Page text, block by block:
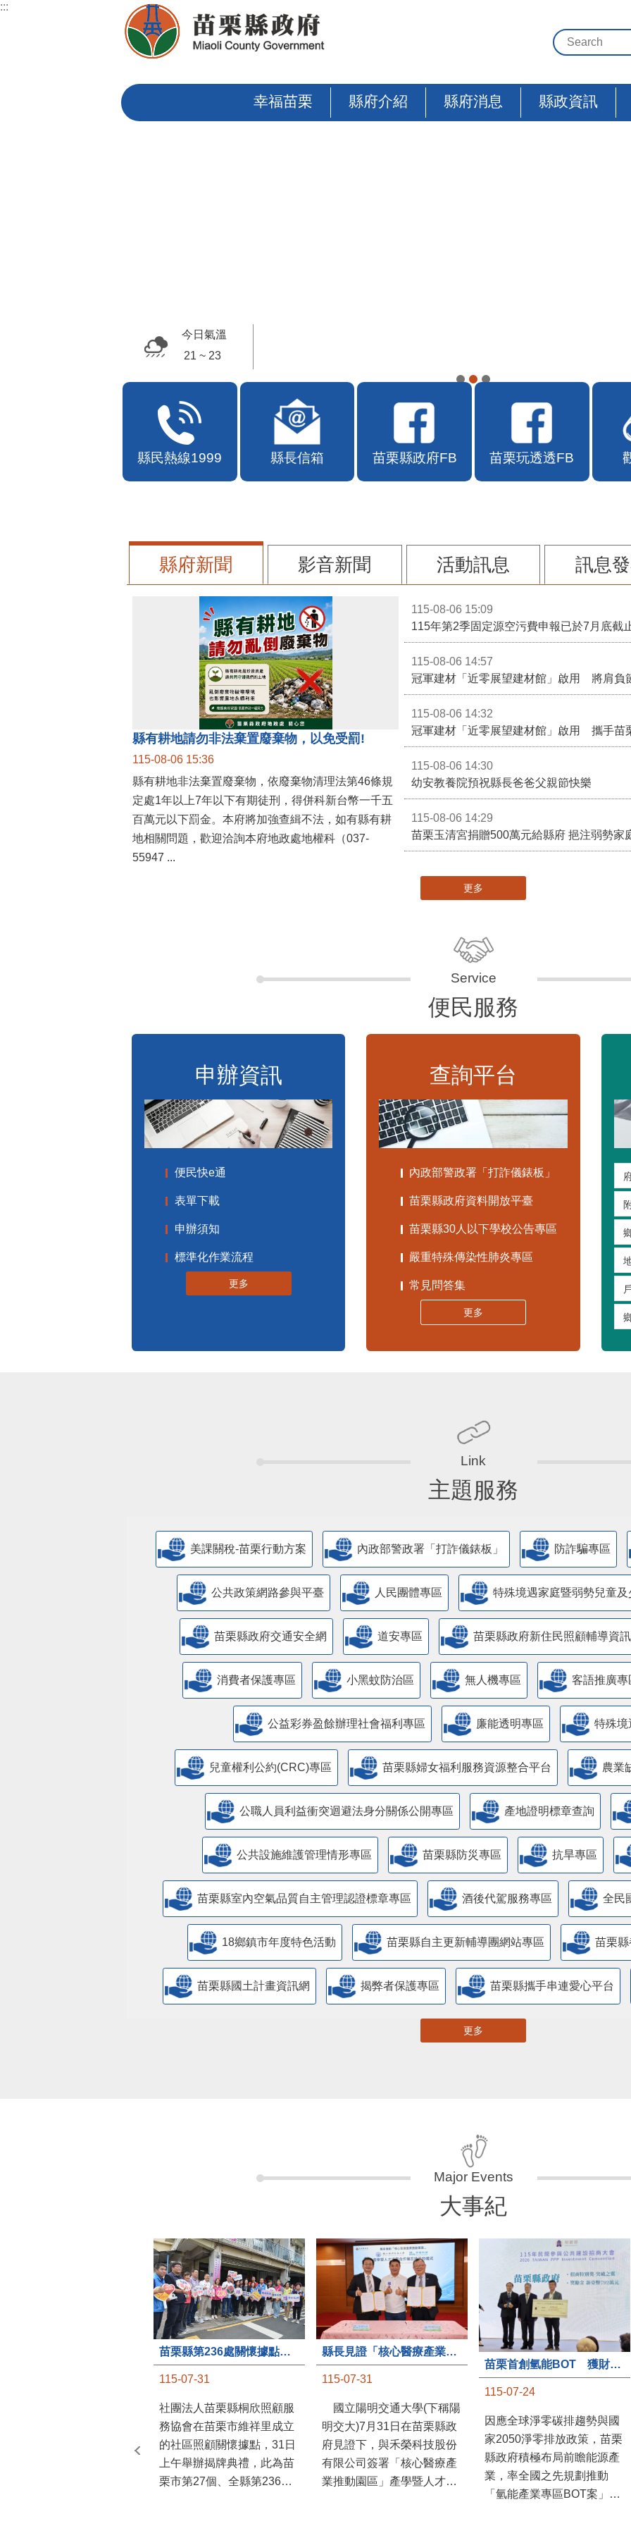
跳到主要內容區塊
:::
幸福苗栗 縣府介紹 縣府消息 縣政資訊
今日氣溫
21 ~ 23
縣民熱線1999 縣長信箱 苗栗縣政府FB 苗栗玩透透FB
縣府新聞 影音新聞 活動訊息 訊息
縣有耕地請勿非法棄置廢棄物，以免受罰!
115-08-06 15:36
縣有耕地非法棄置廢棄物，依廢棄物清理法第46條規
定處1年以上7年以下有期徒刑，得併科新台幣一千五
百萬元以下罰金。本府將加強查緝不法，如有縣有耕
地相關問題，歡迎洽詢本府地政處地權科（037-
55947 ...
115-08-06 15:09
115-08-06 14:57
冠軍建材「近零展望建材館」啟用 將肩負
115-08-06 14:32
冠軍建材「近零展望建材館」啟用 攜手苗
115-08-06 14:30
幼安教養院預祝縣長爸爸父親節快樂
115-08-06 14:29
苗栗玉清宮捐贈500萬元給縣府 挹注弱勢家
更多
便民服務
申辦資訊
便民快e通
表單下載
申辦須知
標準化作業流程
更多
查詢平台
內政部警政署「打詐儀錶板」
苗栗縣政府資料開放平臺
苗栗縣30人以下學校公告專區
嚴重特殊傳染性肺炎專區
常見問答集
更多
主題服務
美課關稅-苗栗行動方案 內政部警政署「打詐儀錶板」 防詐騙專區
公共政策網路參與平臺 人民團體專區 特殊境遇家庭暨弱勢兒童
苗栗縣政府交通安全網 道安專區 苗栗縣政府新住民照顧輔導資
消費者保護專區 小黑蚊防治區 無人機專區 客語推廣專
公益彩券盈餘辦理社會福利專區 廉能透明專區 特殊境
兒童權利公約(CRC)專區 苗栗縣婦女福利服務資源整合平台 農業
公職人員利益衝突迴避法身分關係公開專區 產地證明標章查詢
​公共設施維護管理情形專區 苗栗縣防災專區 抗旱專區
苗栗縣室內空氣品質自主管理認證標章專區 酒後代駕服務專區 全民
18鄉鎮市年度特色活動 苗栗縣自主更新輔導團網站專區 苗栗
苗栗縣國土計畫資訊網 揭弊者保護專區 苗栗縣攜手串連愛心平台
更多
大事紀
苗栗縣第236處關懷據點在苗栗市維祥里揭牌
115-07-31
社團法人苗栗縣桐欣照顧服
務協會在苗栗市維祥里成立
的社區照顧關懷據點，31日
上午舉辦揭牌典禮，此為苗
栗市第27個、全縣第236處
縣長見證「核心醫療產業推動園區」產學合作簽約儀式
115-07-31
國立陽明交通大學(下稱陽
明交大)7月31日在苗栗縣政
府見證下，與禾榮科技股份
有限公司簽署「核心醫療產
業推動園區」產學暨人才培
苗栗首創氫能BOT 獲財政部「突破之翼」肯定
115-07-24
因應全球淨零碳排趨勢與國
家2050淨零排放政策，苗栗
縣政府積極布局前瞻能源產
業，率全國之先規劃推動
「氫能產業專區BOT案」，